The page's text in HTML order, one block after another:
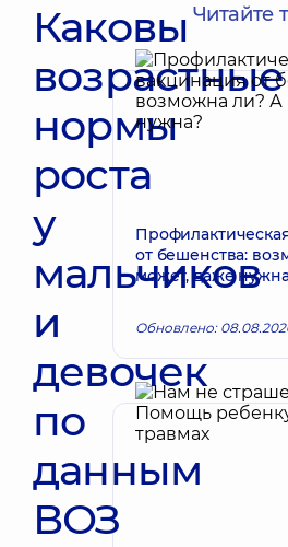
Каковы
возрастные
нормы
роста
у
мальчиков
и
девочек
по
данным
ВОЗ
Читайте
от бешенства:
может, даже
Обновлено: